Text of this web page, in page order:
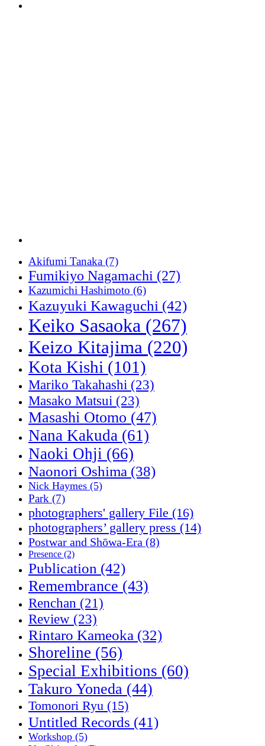
Akifumi Tanaka (7)
Fumikiyo Nagamachi (27)
Kazumichi Hashimoto (6)
Kazuyuki Kawaguchi (42)
Keiko Sasaoka (267)
Keizo Kitajima (220)
Kota Kishi (101)
Mariko Takahashi (23)
Masako Matsui (23)
Masashi Otomo (47)
Nana Kakuda (61)
Naoki Ohji (66)
Naonori Oshima (38)
Nick Haymes (5)
Park (7)
photographers' gallery File (16)
photographers’ gallery press (14)
Postwar and Shōwa-Era (8)
Presence (2)
Publication (42)
Remembrance (43)
Renchan (21)
Review (23)
Rintaro Kameoka (32)
Shoreline (56)
Special Exhibitions (60)
Takuro Yoneda (44)
Tomonori Ryu (15)
Untitled Records (41)
Workshop (5)